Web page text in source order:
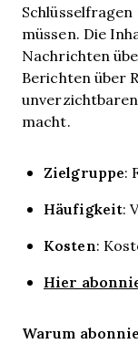
müssen. Die
Nachrichten
Berichten über
macht.
Zielgruppe:
Häufigkeit:
Kosten:
Hier
Warum